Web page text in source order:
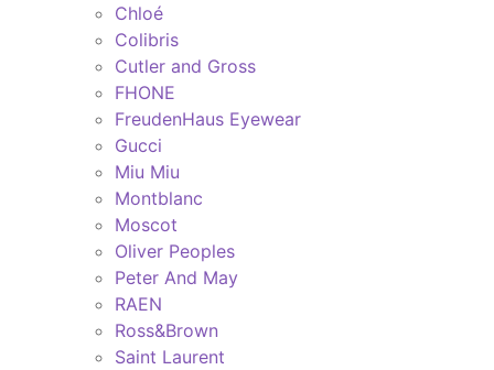
Chloé
Colibris
Cutler and Gross
FHONE
FreudenHaus Eyewear
Gucci
Miu Miu
Montblanc
Moscot
Oliver Peoples
Peter And May
RAEN
Ross&Brown
Saint Laurent